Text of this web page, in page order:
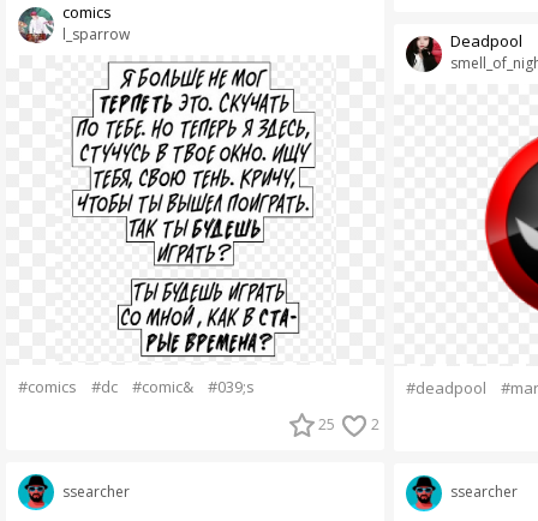
l_sparrow
comics
#comics #dc #comic& #039;s
25 2
ssearcher
Deadpool
#deadpool
ssearcher